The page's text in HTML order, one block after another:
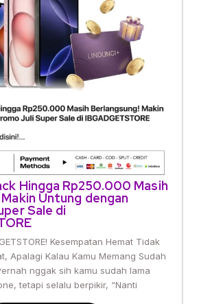
Hingga Rp250.000 Masih
Untung dengan
Sale di
Kesempatan Hemat Tidak
Apalagi Kalau Kamu Memang Sudah
nggak sih kamu sudah lama
tetapi selalu berpikir, “Nanti